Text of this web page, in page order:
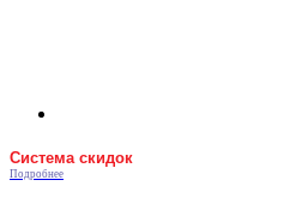
Система скидок
Подробнее